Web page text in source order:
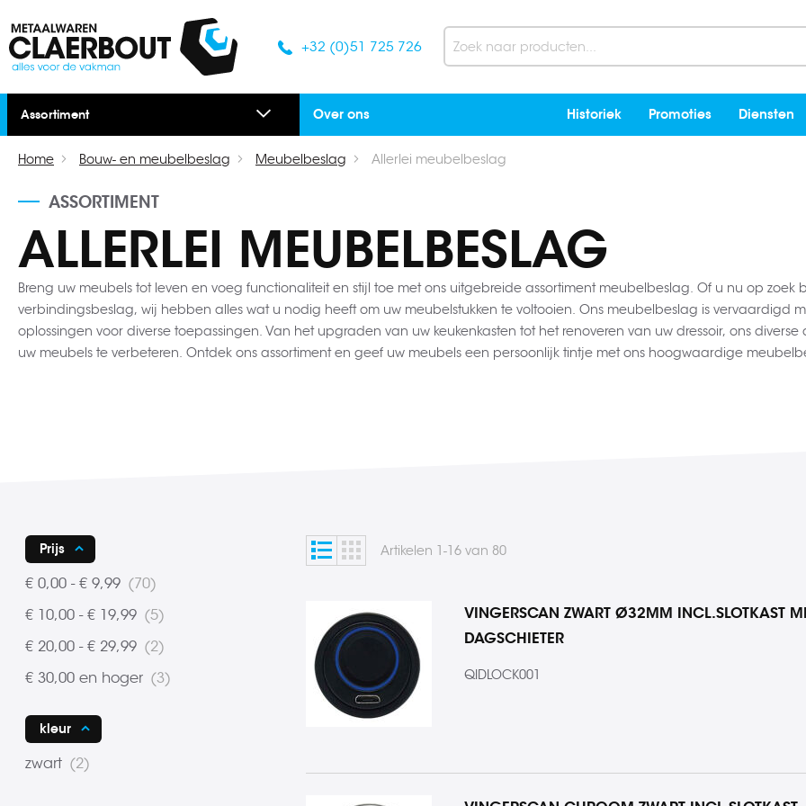
+32 (0)51 725 726
Search
Assortiment Over ons Historiek Promoties Diensten
Home Bouw- en meubelbeslag Meubelbeslag Allerlei meubelbeslag
ASSORTIMENT
ALLERLEI MEUBELBESLAG
Breng uw meubels tot leven en voeg functionaliteit en stijl toe met ons uitgebreide assortiment meubelbeslag. Of u nu op
verbindingsbeslag, wij hebben alles wat u nodig heeft om uw meubelstukken te voltooien. Ons meubelbeslag is vervaardigd
oplossingen voor diverse toepassingen. Van het upgraden van uw keukenkasten tot het renoveren van uw dressoir, ons
uw meubels te verbeteren. Ontdek ons assortiment en geef uw meubels een persoonlijk tintje met ons hoogwaardige
Tonen
als
Lijst Foto-
tabel
Artikelen 1 -16van 80
VINGERSCAN ZWART Ø32MM INCL.SLOTKAST
DAGSCHIETER
QIDLOCK001
Prijs
€ 0,00 - € 9,99 70product
€ 10,00 - € 19,99 5product
€ 20,00 - € 29,99 2product
€ 30,00 en hoger 3product
kleur
zwart 2product